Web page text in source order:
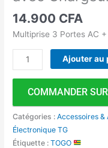
14.900 CFA
Multiprise 3 Portes AC
Ajouter au
COMMANDER
Catégories :Accessoires &
Électronique TG
Étiquette :TOGO